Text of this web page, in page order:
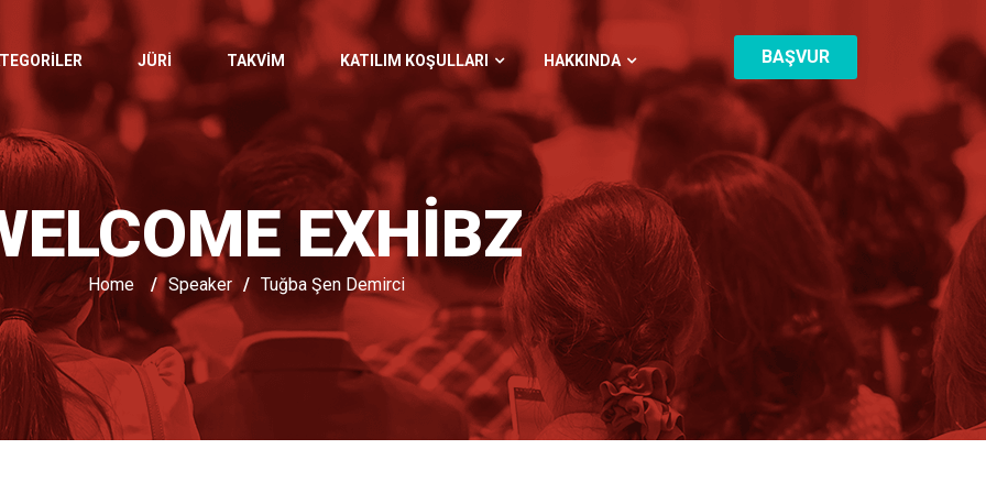
JÜRI TAKVIM KATILIM KOŞULLARI HAKKINDA BAŞVUR
EXHIBZ
Home / Speaker / Tuğba Şen Demirci